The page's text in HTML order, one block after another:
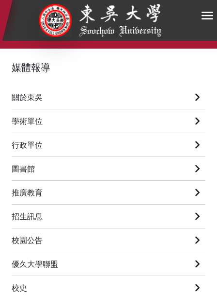
:::
媒體報導
關於東吳
學術單位
行政單位
圖書館
推廣教育
招生訊息
校園公告
優久大學聯盟
校史